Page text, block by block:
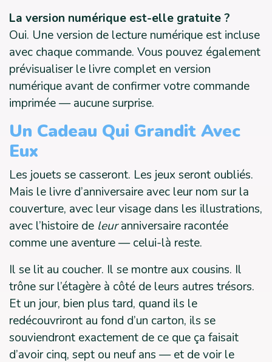
La version numérique est-elle gratuite ?
Oui. Une version de lecture numérique est incluse
avec chaque commande. Vous pouvez également
prévisualiser le livre complet en version
numérique avant de confirmer votre commande
imprimée — aucune surprise.
Un Cadeau Qui Grandit Avec
Eux
Les jouets se casseront. Les jeux seront oubliés.
Mais le livre d’anniversaire avec leur nom sur la
couverture, avec leur visage dans les illustrations,
avec l’histoire de leuranniversaire racontée
comme une aventure — celui-là reste.
Il se lit au coucher. Il se montre aux cousins. Il
trône sur l’étagère à côté de leurs autres trésors.
Et un jour, bien plus tard, quand ils le
redécouvriront au fond d’un carton, ils se
souviendront exactement de ce que ça faisait
d’avoir cinq, sept ou neuf ans — et de voir le